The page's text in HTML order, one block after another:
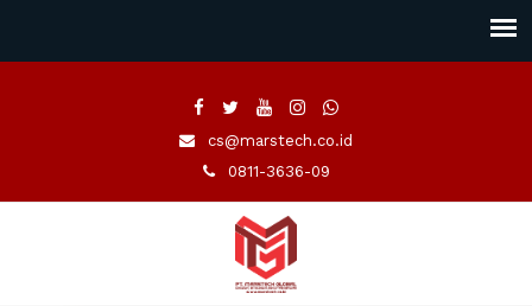
cs@marstech.co.id
0811-3636-09